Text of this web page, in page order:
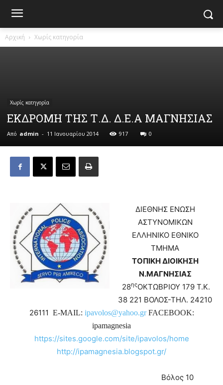
Αρχική Χωρίς κατηγορία
Χωρίς κατηγορία
ΕΚΔΡΟΜΗ ΤΗΣ Τ.Δ. Δ.Ε.Α ΜΑΓΝΗΣΙΑΣ
Από admin - 11 Ιανουαρίου 2014 917 0
ΔΙΕΘΝΗΣ ΕΝΩΣΗ
ΑΣΤΥΝΟΜΙΚΩΝ
ΕΛΛΗΝΙΚΟ ΕΘΝΙΚΟ
ΤΜΗΜΑ
ΤΟΠΙΚΗ ΔΙΟΙΚΗΣΗ
Ν.ΜΑΓΝΗΣΙΑΣ
28ηςΟΚΤΩΒΡΙΟΥ 179 Τ.Κ.
38 221 ΒΟΛΟΣ-ΤΗΛ. 24210
26111 E-MAIL: ipavolos@yahoo.grFACEBOOK:
ipamagnesia
https://sites.google.com/site/ipavolos/home
http://ipamagnesia.blogspot.gr/
Βόλος 10